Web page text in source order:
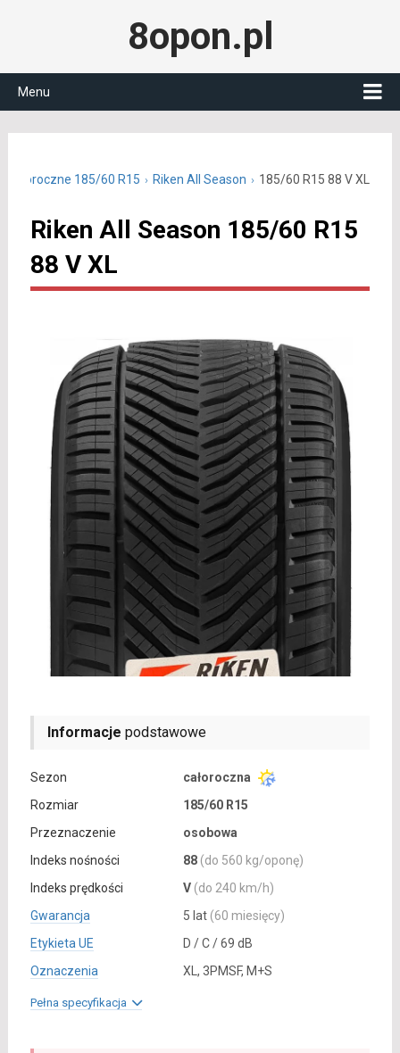
8opon.pl
Menu
całoroczne 185/60 R15 Riken All Season 185/60 R15 88 V XL
Riken All Season 185/60 R15
88 V XL
Informacje podstawowe
Sezon
całoroczna
Rozmiar
185/60 R15
Przeznaczenie
osobowa
Indeks nośności
88 (do 560 kg/oponę)
Indeks prędkości
V (do 240 km/h)
Gwarancja
5 lat (60 miesięcy)
Etykieta UE
D / C / 69 dB
Oznaczenia
XL, 3PMSF, M+S
Pełna specyfikacja